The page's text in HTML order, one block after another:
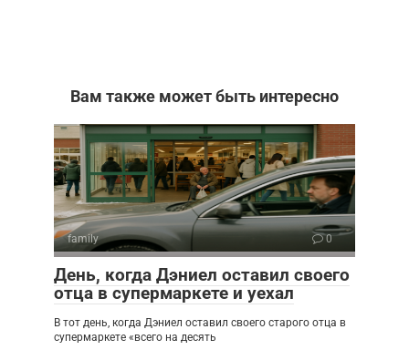
Вам также может быть интересно
family 0
День, когда Дэниел оставил своего
отца в супермаркете и уехал
В тот день, когда Дэниел оставил своего старого отца в
супермаркете «всего на десять